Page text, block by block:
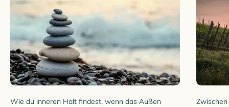
Wie du inneren Halt findest, wenn das Außen